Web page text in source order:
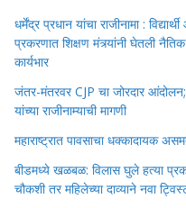
धर्मेंद्र प्रधान यांचा राजीनामा :
प्रकरणात शिक्षण मंत्र्यांनी घेतली
कार्यभार
जंतर-मंतरवर CJP चा जोरदार आंदोलन;
यांच्या राजीनाम्याची मागणी
महाराष्ट्रात पावसाचा धक्कादायक
बीडमध्ये खळबळ: विलास घुले हत्या
चौकशी तर महिलेच्या दाव्याने नवा